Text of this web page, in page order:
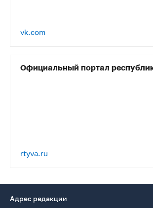
vk.com
Официальный портал
rtyva.ru
Адрес редакции